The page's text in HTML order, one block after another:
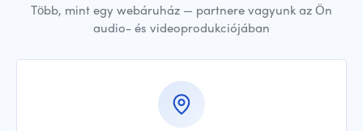
Több, mint egy webáruház — partnere vagyunk az Ön
audio- és videoprodukciójában